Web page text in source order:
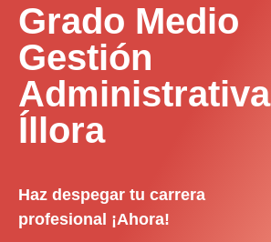
Grado Medio
Gestión
Administrativa
Íllora
Haz despegar tu carrera
profesional ¡Ahora!